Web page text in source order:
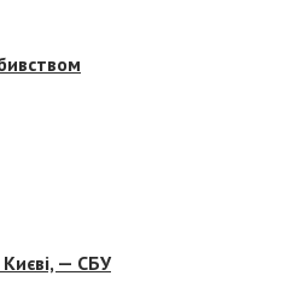
Києві, — СБУ